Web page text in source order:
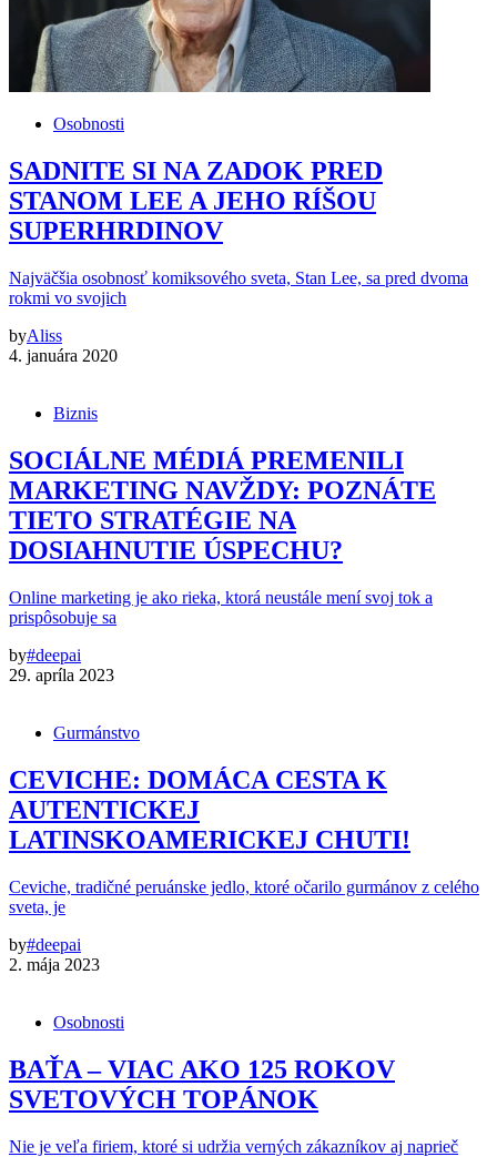
Osobnosti
SADNITE SI NA ZADOK PRED
STANOM LEE A JEHO RÍŠOU
SUPERHRDINOV
Najväčšia osobnosť komiksového sveta, Stan Lee, sa pred dvoma
rokmi vo svojich
byAliss
4. januára 2020
Biznis
SOCIÁLNE MÉDIÁ PREMENILI
MARKETING NAVŽDY: POZNÁTE
TIETO STRATÉGIE NA
DOSIAHNUTIE ÚSPECHU?
Online marketing je ako rieka, ktorá neustále mení svoj tok a
prispôsobuje sa
by#deepai
29. apríla 2023
Gurmánstvo
CEVICHE: DOMÁCA CESTA K
AUTENTICKEJ
LATINSKOAMERICKEJ CHUTI!
Ceviche, tradičné peruánske jedlo, ktoré očarilo gurmánov z celého
sveta, je
by#deepai
2. mája 2023
Osobnosti
BAŤA – VIAC AKO 125 ROKOV
SVETOVÝCH TOPÁNOK
Nie je veľa firiem, ktoré si udržia verných zákazníkov aj naprieč